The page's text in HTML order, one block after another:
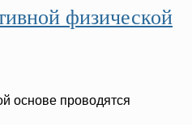
физической
основе проводятся